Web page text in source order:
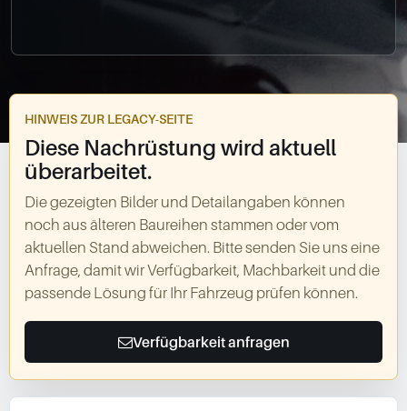
HINWEIS ZUR LEGACY-SEITE
Diese Nachrüstung wird aktuell
überarbeitet.
Die gezeigten Bilder und Detailangaben können
noch aus älteren Baureihen stammen oder vom
aktuellen Stand abweichen. Bitte senden Sie uns eine
Anfrage, damit wir Verfügbarkeit, Machbarkeit und die
passende Lösung für Ihr Fahrzeug prüfen können.
Verfügbarkeit anfragen